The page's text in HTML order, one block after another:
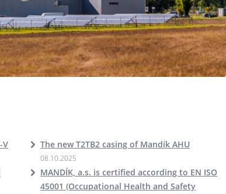
V The new T2TB2 casing of Mandík AHU
08.10.2025
MANDÍK, a.s. is certified according to EN ISO
45001 (Occupational Health and Safety